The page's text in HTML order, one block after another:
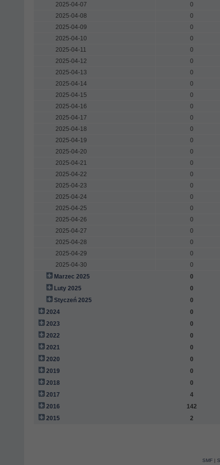
2025-04-07
0
2025-04-08
0
2025-04-09
0
2025-04-10
0
2025-04-11
0
2025-04-12
0
2025-04-13
0
2025-04-14
0
2025-04-15
0
2025-04-16
0
2025-04-17
0
2025-04-18
0
2025-04-19
0
2025-04-20
0
2025-04-21
0
2025-04-22
0
2025-04-23
0
2025-04-24
0
2025-04-25
0
2025-04-26
0
2025-04-27
0
2025-04-28
0
2025-04-29
0
2025-04-30
0
Marzec 2025
0
Luty 2025
0
Styczeń 2025
0
2024
0
2023
0
2022
0
2021
0
2020
0
2019
0
2018
0
2017
4
2016
142
2015
2
SMF|